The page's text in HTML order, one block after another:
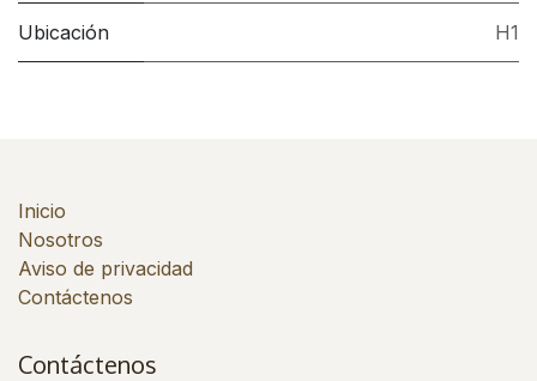
Ubicación H1
Inicio
Nosotros
Aviso de privacidad
Contáctenos
Contáctenos